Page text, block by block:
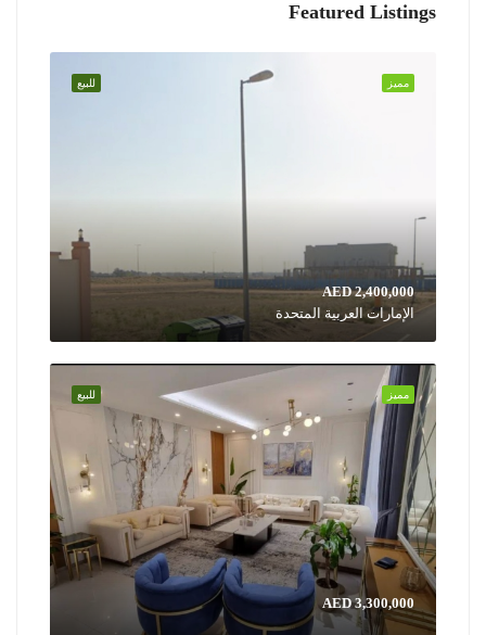
Featured Listings
للبيع مميز
AED 2,400,000
الإمارات العربية المتحدة
للبيع مميز
AED 3,300,000